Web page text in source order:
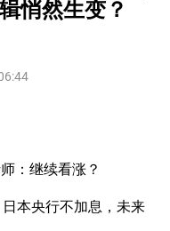
悄然生变？
：继续看涨？
本央行不加息，未来